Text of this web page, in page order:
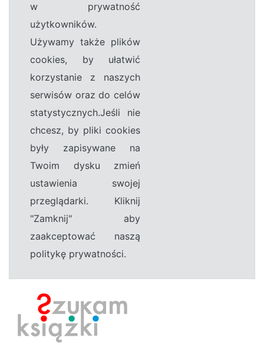
w prywatność
użytkowników.
Używamy także plików
cookies, by ułatwić
korzystanie z naszych
serwisów oraz do celów
statystycznych.Jeśli nie
chcesz, by pliki cookies
były zapisywane na
Twoim dysku zmień
ustawienia swojej
przeglądarki. Kliknij
"Zamknij" aby
zaakceptować naszą
politykę prywatności.